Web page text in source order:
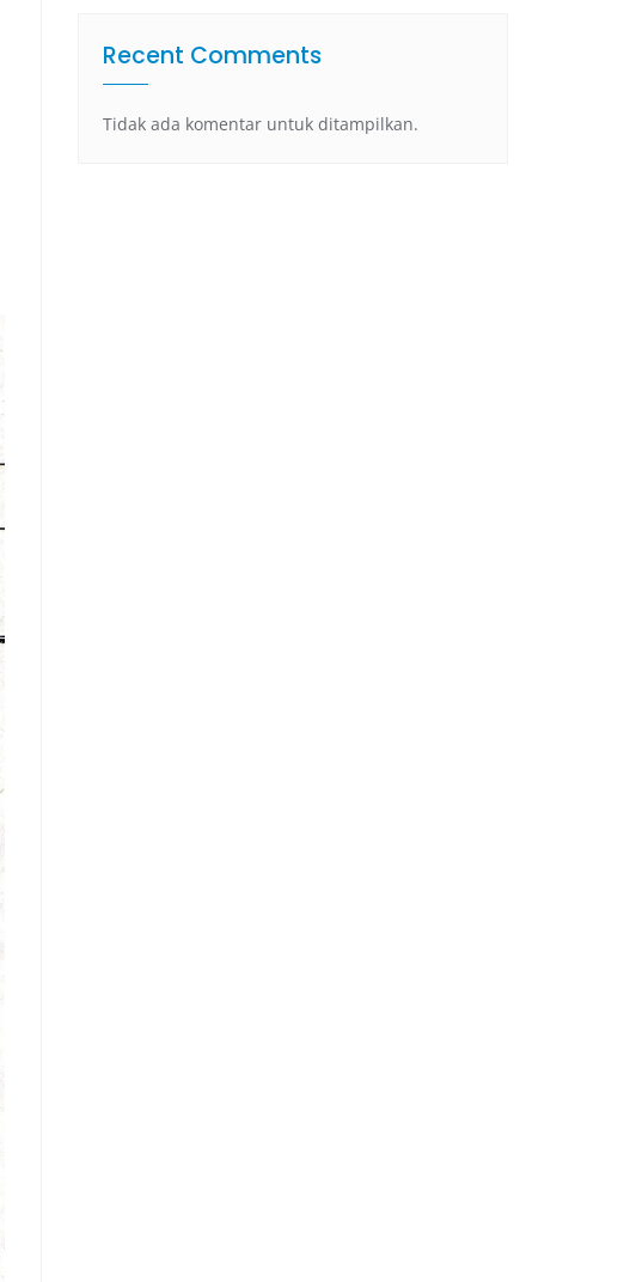
Recent Comments
Tidak ada komentar untuk ditampilkan.